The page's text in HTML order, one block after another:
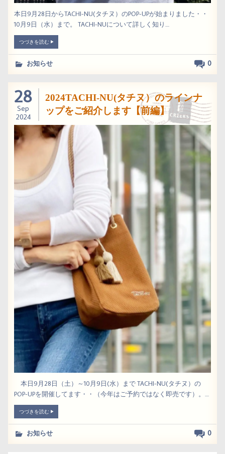
本日9月28日からTACHI-NU(タチヌ）のPOP-UPが始まりました・・
10月9日（水）まで。 TACHI-NUについて詳しく知り....
つづきを読む
0
お知らせ
28
Sep
2024
2024TACHI-NU(タチヌ）のラインナ
ップをご紹介します【前編】
本日9月28日（土）～10月9日(水）まで TACHI-NU(タチヌ）の
POP-UPを開催してます・・（今年はご予約ではなく即売です）。....
つづきを読む
0
お知らせ